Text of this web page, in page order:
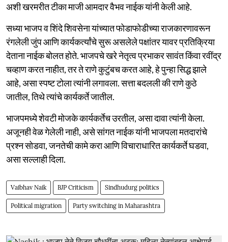
अशी खरमरीत टीका माजी आमदार वैभव नाईक यांनी केली आहे.
सध्या भाजप व शिंदे शिवसेना यांच्यात फोडाफोडीच्या राजकारणावरून
रंगलेली जुंप आणि कार्यकर्त्यांचे सुरू असलेले पक्षांतर यावर प्रतिक्रिया
देताना नाईक बोलत होते. भाजपचे खरे नेतृत्व प्रभाकर सावंत किंवा रवींद्र
चव्हाण करत नाहीत, तर ते राणे कुटुंबच करत आहे, हे पुन्हा सिद्ध झाले
आहे, असा स्पष्ट टोला त्यांनी लगावला. सत्ता बदलली की राणे कुठे
जातील, तिथे त्यांचे कार्यकर्ते जातील.
भाजपमध्ये शेवटी मोजके कार्यकर्तेच उरतील, असा दावा त्यांनी केला.
अजूनही वेळ गेलेली नाही, असे सांगत नाईक यांनी भाजपला मतदारांचे
प्रश्न सोडवा, जनतेची कामे करा आणि विचाराधारित कार्यकर्ते घडवा,
असा सल्लाही दिला.
Vaibhav Naik BJP Criticism Sindhudurg politics
Political migration Party switching in Maharashtra